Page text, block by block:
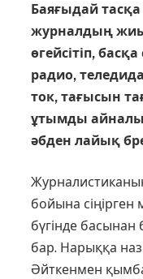
Баяғыдай
журналдың
өгейсітіп,
радио,
ток, тағысын
ұтымды
әбден лайық
бойына
бүгінде басынан
бар. Нарыққа наз
Әйткенмен